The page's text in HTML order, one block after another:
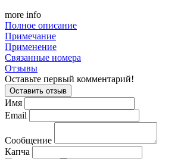
more info
Полное описание
Примечание
Применение
Связанные номера
Отзывы
Оставьте первый комментарий!
Оставить отзыв
Имя
Email
Сообщение
Капча